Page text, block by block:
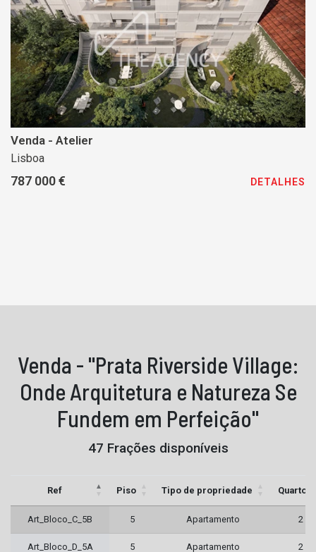
Venda - Atelier
Lisboa
787 000 € DETALHES
Venda - "Prata Riverside Village:
Onde Arquitetura e Natureza Se
Fundem em Perfeição"
47 Frações disponíveis
Ref Piso Tipo de propriedade Quartos
Art_Bloco_C_5B 5 Apartamento 2
Art_Bloco_D_5A 5 Apartamento 2